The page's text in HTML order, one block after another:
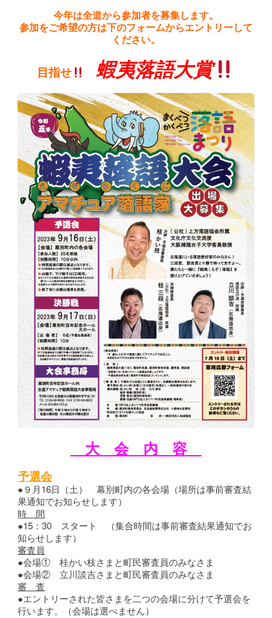
今年は全道から参加者を募集します。
参加をご希望の方は下のフォームからエントリーして
ください。
目指せ 蝦夷落語大賞
大 会 内 容
予選会
●９月16日（土） 幕別町内の各会場（場所は事前審査結
果通知でお知らせします）
時 間
●15：30 スタート （集合時間は事前審査結果通知でお
知らせします）
審査員
●会場① 桂かい枝さまと町民審査員のみなさま
●会場② 立川談吉さまと町民審査員のみなさま
審 査
●エントリーされた皆さまを二つの会場に分けて予選会を
行います。（会場は選べません）